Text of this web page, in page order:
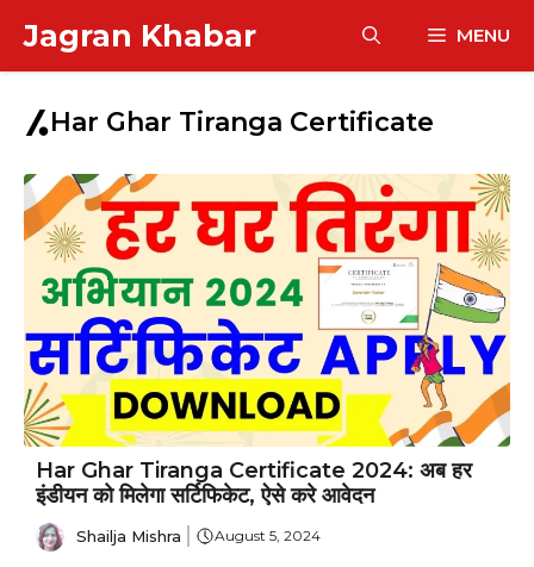
content
Jagran Khabar MENU
Har Ghar Tiranga Certificate
Har Ghar Tiranga Certificate 2024: अब हर
इंडीयन को मिलेगा सर्टिफिकेट, ऐसे करे आवेदन
Shailja Mishra August 5, 2024